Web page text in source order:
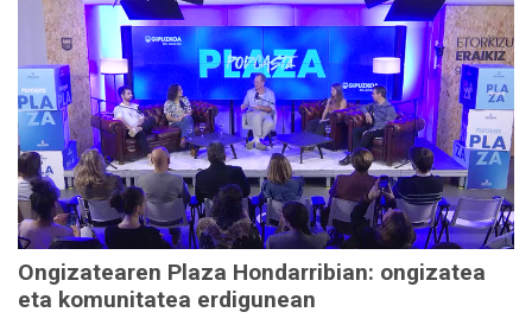
Ongizatearen Plaza Hondarribian: ongizatea
eta komunitatea erdigunean